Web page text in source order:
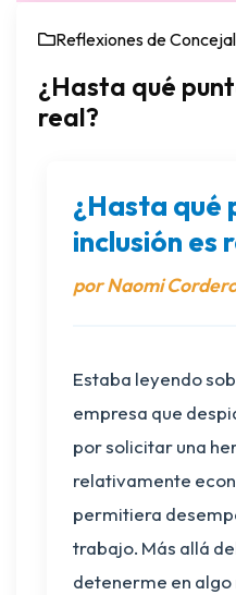
¿Hasta qué
real?
Reflexiones de
¿Hasta qué
inclusión es
por Naomi
Estaba leyendo
empresa que
por solicitar una
relativamente
permitiera
trabajo. Más allá
detenerme en